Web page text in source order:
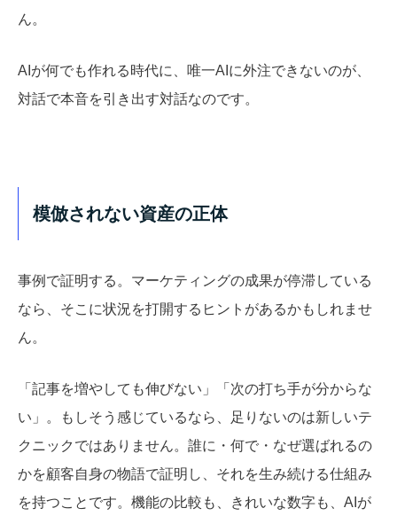
ん。
AIが何でも作れる時代に、唯一AIに外注できないのが、
対話で本音を引き出す対話なのです。
模倣されない資産の正体
事例で証明する。 マーケティングの成果が停滞している
なら、そこに状況を打開するヒントがあるかもしれませ
ん。
「記事を増やしても伸びない」「次の打ち手が分からな
い」。もしそう感じているなら、足りないのは新しいテ
クニックではありません。誰に・何で・なぜ選ばれるの
かを顧客自身の物語で証明し、それを生み続ける仕組み
を持つことです。機能の比較も、きれいな数字も、AIが